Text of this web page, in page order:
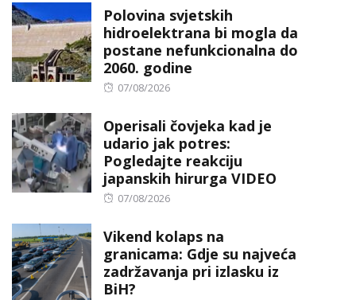
Polovina svjetskih
hidroelektrana bi mogla da
postane nefunkcionalna do
2060. godine
Posted
07/08/2026
Operisali čovjeka kad je
udario jak potres:
Pogledajte reakciju
japanskih hirurga VIDEO
Posted
07/08/2026
Vikend kolaps na
granicama: Gdje su najveća
zadržavanja pri izlasku iz
BiH?